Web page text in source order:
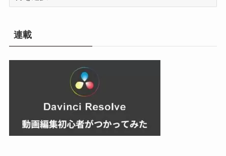
イ
ブ
連載